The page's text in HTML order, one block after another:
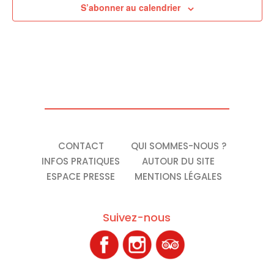
S’abonner au calendrier
CONTACT
INFOS PRATIQUES
ESPACE PRESSE
QUI SOMMES-NOUS ?
AUTOUR DU SITE
MENTIONS LÉGALES
Suivez-nous